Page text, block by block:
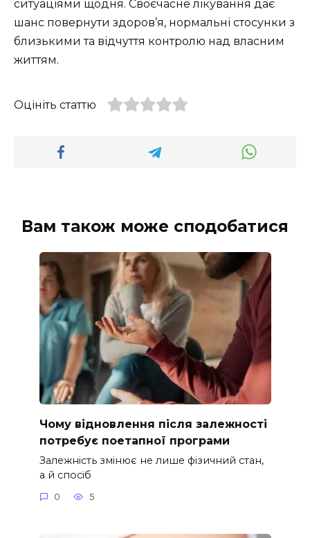
ситуаціями щодня. Своєчасне лікування дає
шанс повернути здоров’я, нормальні стосунки з
близькими та відчуття контролю над власним
життям.
Оцініть статтю
Вам також може сподобатися
Чому відновлення після залежності
потребує поетапної програми
Залежність змінює не лише фізичний стан,
а й спосіб
0 5